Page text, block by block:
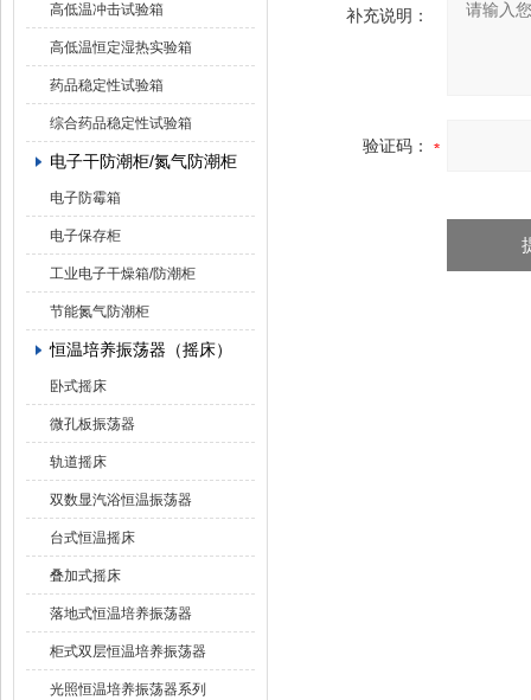
高低温冲击试验箱
高低温恒定湿热实验箱
药品稳定性试验箱
综合药品稳定性试验箱
电子干防潮柜/氮气防潮柜
电子防霉箱
电子保存柜
工业电子干燥箱/防潮柜
节能氮气防潮柜
恒温培养振荡器（摇床）
卧式摇床
微孔板振荡器
轨道摇床
双数显汽浴恒温振荡器
台式恒温摇床
叠加式摇床
落地式恒温培养振荡器
柜式双层恒温培养振荡器
光照恒温培养振荡器系列
补充说明：
验证码：